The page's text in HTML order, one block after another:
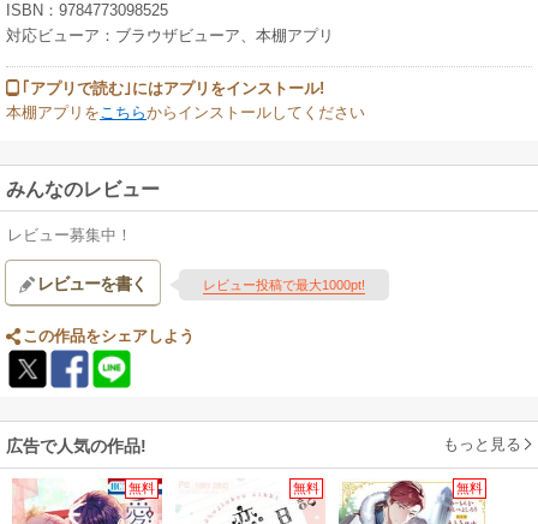
ISBN：9784773098525
対応ビューア：ブラウザビューア、本棚アプリ
｢アプリで読む｣にはアプリをインストール!
本棚アプリをこちらからインストールしてください
みんなのレビュー
レビュー募集中！
レビューを書く レビュー投稿で最大1000pt!
この作品をシェアしよう
広告で人気の作品! もっと見る
無料 無料 無料